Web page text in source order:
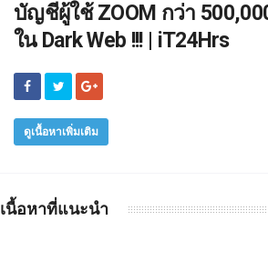
บัญชีผู้ใช้ ZOOM กว่า
ใน Dark Web !!! | iT24Hrs
ดูเนื้อหาเพิ่มเติม
เนื้อหาที่แนะนำ